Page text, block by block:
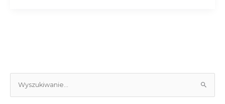
z